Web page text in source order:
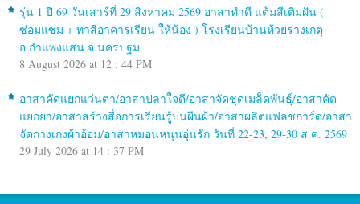
รุ่น 1 ปี 69 วันเสาร์ที่ 29 สิงหาคม 2569 อาสาทำดี แต้มสีเติมฝัน (
ซ่อมแซม + ทาสีอาคารเรียน ให้น้อง ) โรงเรียนบ้านห้วยรางเกตุ
อ.กำแพงแสน จ.นครปฐม
8 August 2026 at 12 : 44 PM
อาสาคัดแยกแว่นตา/อาสาปลาใจดี/อาสาจัดชุดเมล็ดพันธุ์/อาสาคัด
แยกยา/อาสาสร้างสื่อการเรียนรู้บนผืนผ้า/อาสาผลิตแฟลชการ์ด/อาสา
จัดกางเกงผ้าอ้อม/อาสาหมอนหนุนอุ่นรัก วันที่ 22-23, 29-30 ส.ค. 2569
29 July 2026 at 14 : 37 PM